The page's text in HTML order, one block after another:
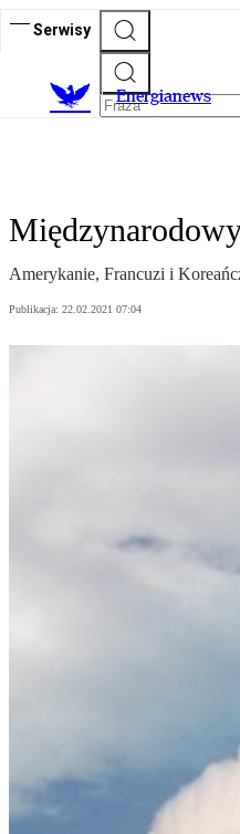
Serwisy
Energianews
Amerykanie, Francuzi i
Publikacja: 22.02.2021 07:04